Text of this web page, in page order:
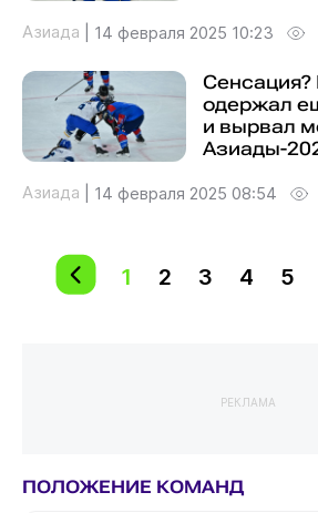
Азиада 14 февраля 2025 10:23
Сенсация?
одержал
и вырвал
Азиады-
Азиада 14 февраля 2025 08:54
1 2 3 4 5
РЕКЛАМА
ПОЛОЖЕНИЕ КОМАНД